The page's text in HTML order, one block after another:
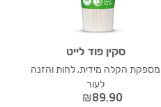
סקין פוד לייט
מספקת הקלה מידית, לחות והזנה
לעור
₪89.90